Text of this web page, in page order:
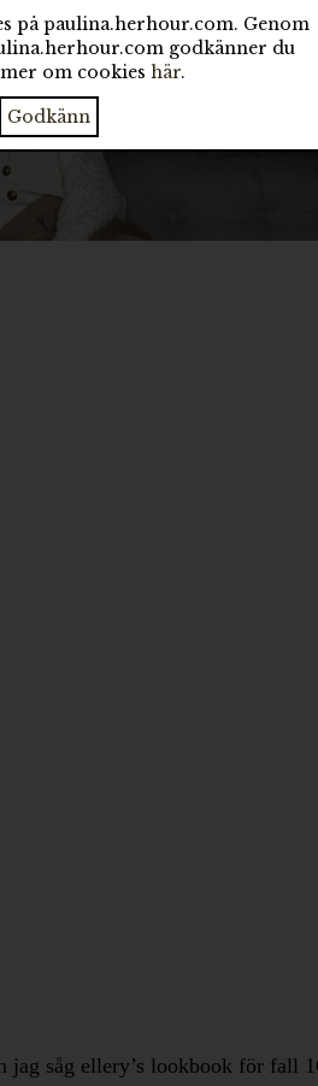
på paulina.herhour.com. Genom
godkänner du
om cookies här.
Godkänn
jag såg ellery’s lookbook för fall